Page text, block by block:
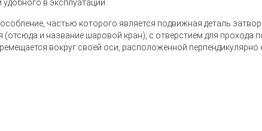
в эксплуатации.
частью которого является подвижная деталь
и название шаровой кран), с отверстием для прохода
вокруг своей оси, расположенной перпендикулярно